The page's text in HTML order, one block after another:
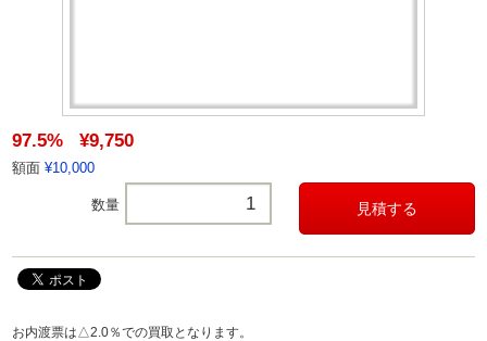
97.5% ¥9,750
額面 ¥10,000
数量
お内渡票は△2.0％での買取となります。